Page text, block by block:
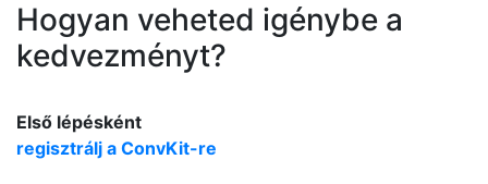
Hogyan veheted igénybe a
kedvezményt?
Első lépésként
regisztrálj a ConvKit-re